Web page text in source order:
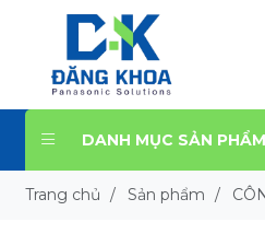
DANH MỤC SẢN PHẨM
Trang chủ / Sản phẩm /